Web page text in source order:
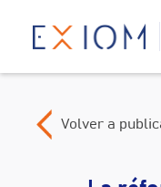
Volver a